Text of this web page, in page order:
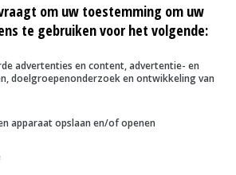
welke organische reststromen
bepaald door een laag
hogere bijdrage leveren aan
levert sorghum tien keer
goede organischestofbron
om uw toestemming om uw
te gebruiken voor het volgende:
advertenties en content, advertentie- en
doelgroepenonderzoek en ontwikkeling van
apparaat opslaan en/of openen